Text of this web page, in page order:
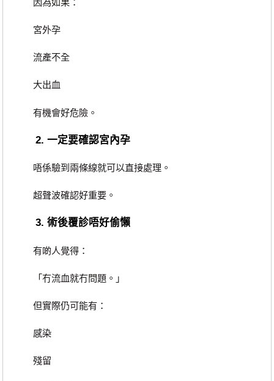
宮外孕
流產不全
大出血
有機會好危險。
2. 一定要確認宮內孕
唔係驗到兩條線就可以直接處理。
超聲波確認好重要。
3. 術後覆診唔好偷懶
有啲人覺得：
「冇流血就冇問題。」
但實際仍可能有：
感染
殘留